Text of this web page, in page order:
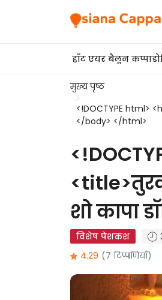
हॉट एयर बैलून
मुख्य पृष्ठ
<!DOCTYPE html>
</body> </html>
शो कापा
विशेष पेशकश
4.29 (7 टिप्पणियाँ)